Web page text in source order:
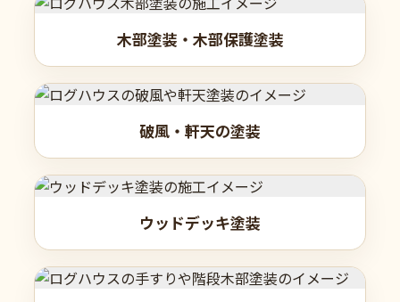
木部塗装・木部保護塗装
破風・軒天の塗装
ウッドデッキ塗装